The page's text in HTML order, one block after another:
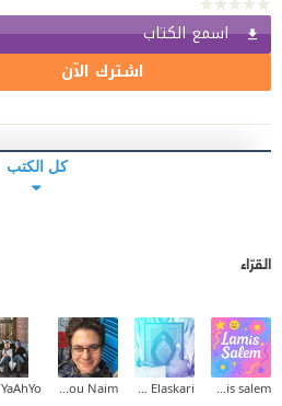
اسمع الكتاب
اشترك الآن
كل الكتب
القرّاء
YaAhYo